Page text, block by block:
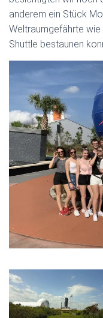
anderem ein Stück
Weltraumgefährte
Shuttle bestaunen